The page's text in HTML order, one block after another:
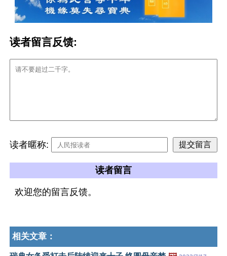
读者留言反馈:
读者暱称:
读者留言
欢迎您的留言反馈。
相关文章：